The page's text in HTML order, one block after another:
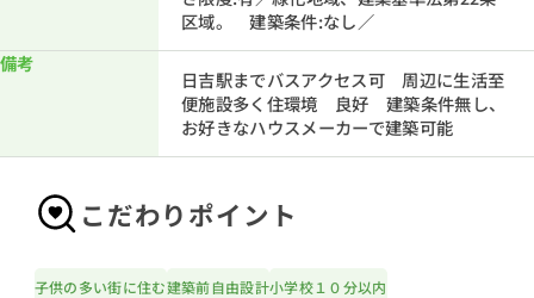
区域。 建築条件:なし／
備考
日吉駅までバスアクセス可 周辺に生活至
便施設多く住環境 良好 建築条件無し、
お好きなハウスメーカーで建築可能
こだわりポイント
子供の多い街に住む建築前自由設計小学校１０分以内